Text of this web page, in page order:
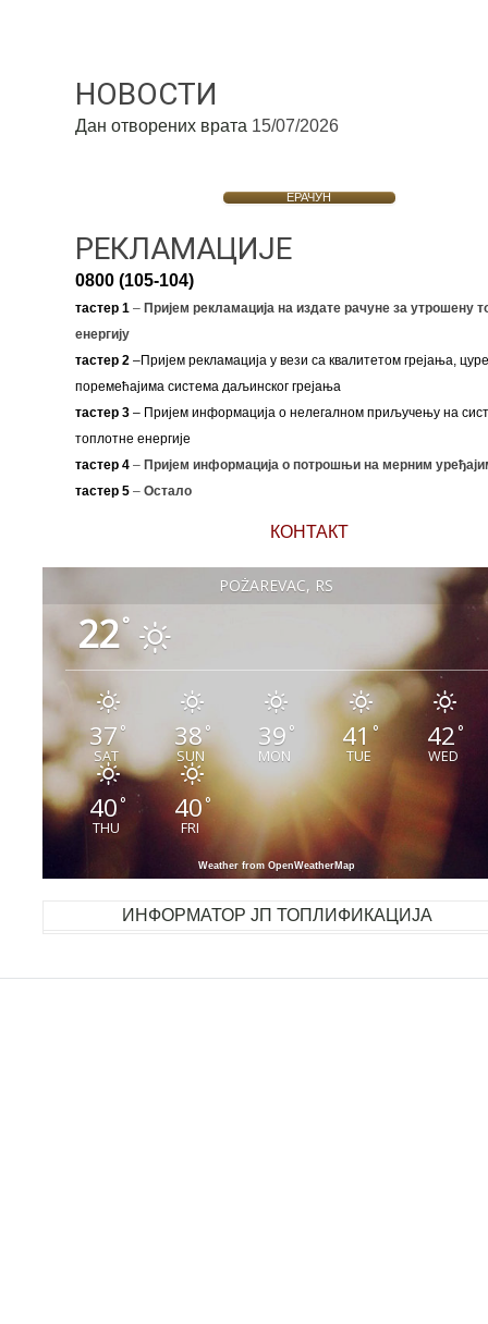
НОВОСТИ
Дан отворених врата 15/07/2026
ЕРАЧУН
РЕКЛАМАЦИЈЕ
0800 (105-104)
тастер 1–Пријем рекламација на издате рачуне за утрошену
енергију
тастер 2–Пријем рекламација у вези са квалитетом грејања,
поремећајима система даљинског грејања
тастер 3– Пријем информација о нелегалном приључењу на
топлотне енергије
тастер 4 – Пријем информација о потрошњи на мерним
тастер 5 – Остало
КОНТАКТ
POŽAREVAC, RS
22°
37°
SAT
38°
SUN
39 °
MON
41°
TUE
42°
WED
40°
THU
40°
FRI
Weather from OpenWeatherMap
ИНФОРМАТОР ЈП ТОПЛИФИКАЦИЈА